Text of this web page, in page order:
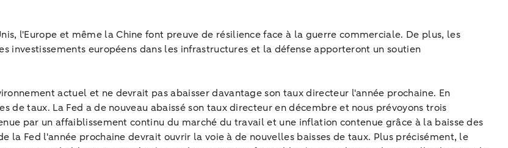
l'Europe et même la Chine font preuve de résilience face à la guerre commerciale. De plus, les
investissements européens dans les infrastructures et la défense apporteront un soutien
actuel et ne devrait pas abaisser davantage son taux directeur l'année prochaine. En
de taux. La Fed a de nouveau abaissé son taux directeur en décembre et nous prévoyons trois
par un affaiblissement continu du marché du travail et une inflation contenue grâce à la baisse des
Fed l'année prochaine devrait ouvrir la voie à de nouvelles baisses de taux. Plus précisément, le